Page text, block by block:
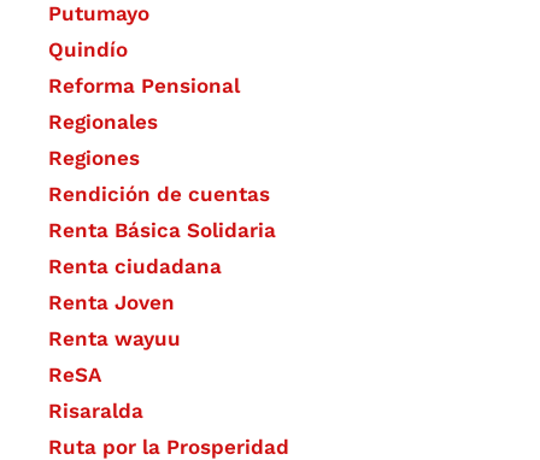
Putumayo
Quindío
Reforma Pensional
Regionales
Regiones
Rendición de cuentas
Renta Básica Solidaria
Renta ciudadana
Renta Joven
Renta wayuu
ReSA
Risaralda
Ruta por la Prosperidad